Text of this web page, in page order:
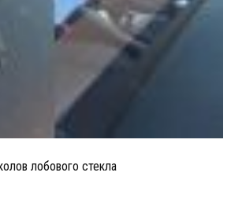
лобового стекла